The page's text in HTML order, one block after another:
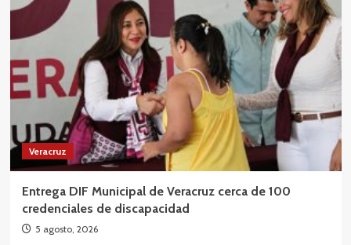
Veracruz
Entrega DIF Municipal de Veracruz cerca de 100
credenciales de discapacidad
5 agosto, 2026